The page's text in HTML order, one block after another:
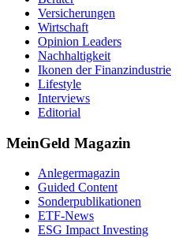
Versicherungen
Wirtschaft
Opinion Leaders
Nachhaltigkeit
Ikonen der Finanzindustrie
Lifestyle
Interviews
Editorial
MeinGeld Magazin
Anlegermagazin
Guided Content
Sonderpublikationen
ETF-News
ESG Impact Investing